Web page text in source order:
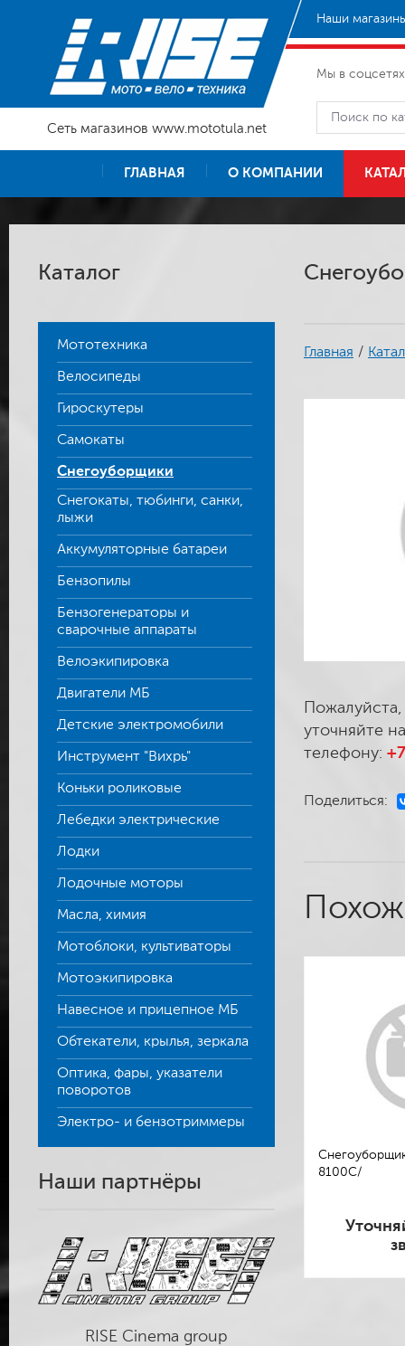
Сеть магазинов www.mototula.net
Наши
Мы в
ГЛАВНАЯ О КОМПАНИИ
Каталог
Мототехника
Велосипеды
Гироскутеры
Самокаты
Снегоуборщики
Снегокаты, тюбинги, санки,
лыжи
Аккумуляторные батареи
Бензопилы
Бензогенераторы и
сварочные аппараты
Велоэкипировка
Двигатели МБ
Детские электромобили
Инструмент "Вихрь"
Коньки роликовые
Лебедки электрические
Лодки
Лодочные моторы
Масла, химия
Мотоблоки, культиваторы
Мотоэкипировка
Навесное и прицепное МБ
Обтекатели, крылья, зеркала
Оптика, фары, указатели
поворотов
Электро- и бензотриммеры
Наши партнёры
RISE Cinema group
Главная /
уточняйте
телефону:
Поделиться:
8100C/